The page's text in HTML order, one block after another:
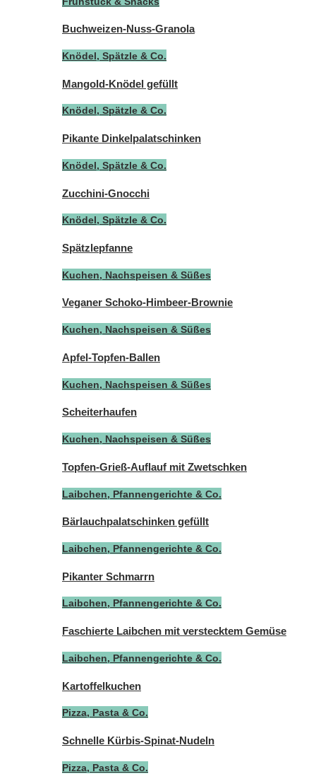
Buchweizen-Nuss-Granola
Knödel, Spätzle & Co.
Mangold-Knödel gefüllt
Knödel, Spätzle & Co.
Pikante Dinkelpalatschinken
Knödel, Spätzle & Co.
Zucchini-Gnocchi
Knödel, Spätzle & Co.
Spätzlepfanne
Kuchen, Nachspeisen & Süßes
Veganer Schoko-Himbeer-Brownie
Kuchen, Nachspeisen & Süßes
Apfel-Topfen-Ballen
Kuchen, Nachspeisen & Süßes
Scheiterhaufen
Kuchen, Nachspeisen & Süßes
Topfen-Grieß-Auflauf mit Zwetschken
Laibchen, Pfannengerichte & Co.
Bärlauchpalatschinken gefüllt
Laibchen, Pfannengerichte & Co.
Pikanter Schmarrn
Laibchen, Pfannengerichte & Co.
Faschierte Laibchen mit verstecktem Gemüse
Laibchen, Pfannengerichte & Co.
Kartoffelkuchen
Pizza, Pasta & Co.
Schnelle Kürbis-Spinat-Nudeln
Pizza, Pasta & Co.